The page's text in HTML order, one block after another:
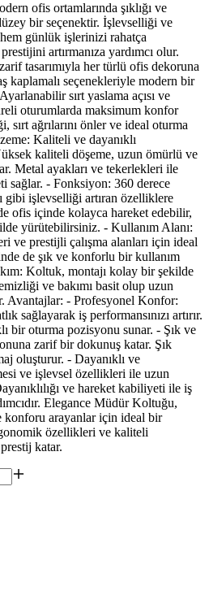
ofis ortamlarında şıklığı ve
bir seçenektir. İşlevselliği ve
günlük işlerinizi rahatça
artırmanıza yardımcı olur.
tasarımıyla her türlü ofis dekoruna
kaplamalı seçenekleriyle modern bir
sırt yaslama açısı ve
oturumlarda maksimum konfor
sırt ağrılarını önler ve ideal oturma
Kaliteli ve dayanıklı
kaliteli döşeme, uzun ömürlü ve
Metal ayakları ve tekerlekleri ile
sağlar. - Fonksiyon: 360 derece
gibi işlevselliği artıran özelliklere
ofis içinde kolayca hareket edebilir,
yürütebilirsiniz. - Kullanım Alanı:
ve prestijli çalışma alanları için ideal
de şık ve konforlu bir kullanım
Koltuk, montajı kolay bir şekilde
ve bakımı basit olup uzun
Avantajlar: - Profesyonel Konfor:
sağlayarak iş performansınızı artırır.
bir oturma pozisyonu sunar. - Şık ve
zarif bir dokunuş katar. Şık
oluşturur. - Dayanıklı ve
ve işlevsel özellikleri ile uzun
ve hareket kabiliyeti ile iş
Elegance Müdür Koltuğu,
konforu arayanlar için ideal bir
özellikleri ve kaliteli
katar.